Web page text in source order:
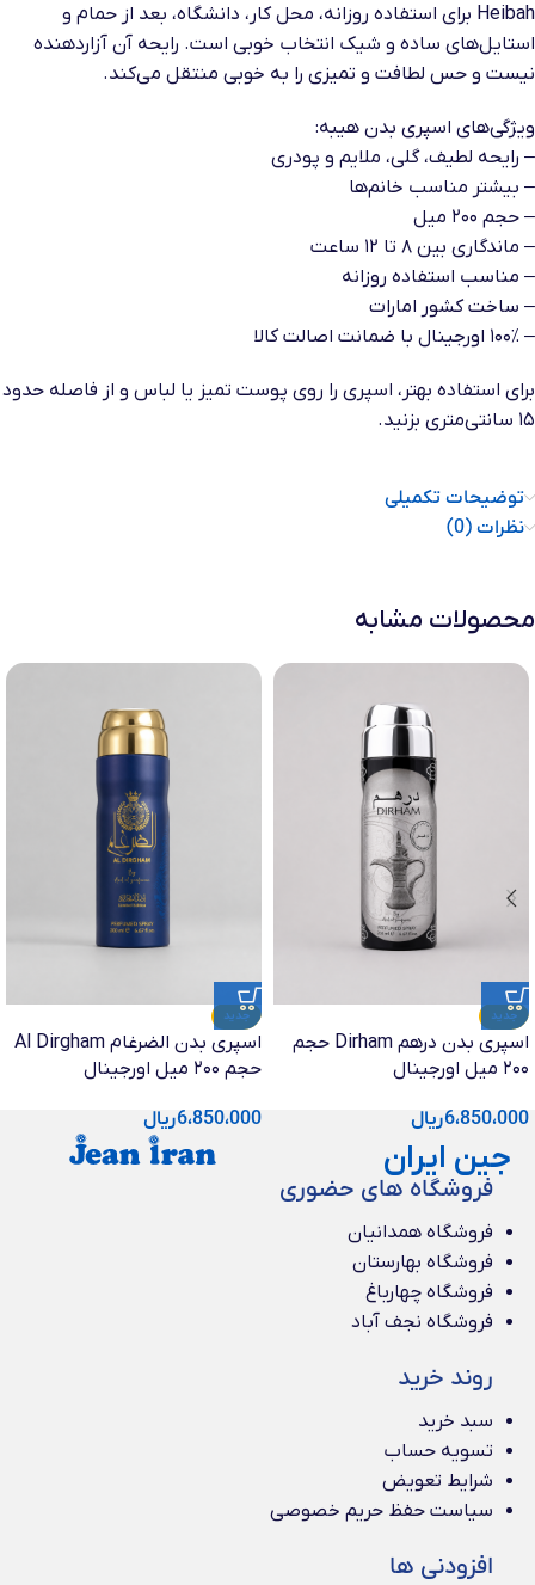
Heibah برای استفاده روزانه، محل کار، دانشگاه، بعد از حمام و
استایل‌های ساده و شیک انتخاب خوبی است. رایحه آن آزاردهنده
نیست و حس لطافت و تمیزی را به خوبی منتقل می‌کند.
ویژگی‌های اسپری بدن هیبه:
– رایحه لطیف، گلی، ملایم و پودری
– بیشتر مناسب خانم‌ها
– حجم ۲۰۰ میل
– ماندگاری بین ۸ تا ۱۲ ساعت
– مناسب استفاده روزانه
– ساخت کشور امارات
– ۱۰۰٪ اورجینال با ضمانت اصالت کالا
برای استفاده بهتر، اسپری را روی پوست تمیز یا لباس و از فاصله حدود
۱۵ سانتی‌متری بزنید.
توضیحات تکمیلی
نظرات (0)
محصولات مشابه
جدید
اسپری بدن درهم Dirham حجم
۲۰۰ میل اورجینال
6،850،000ریال
جدید
اسپری بدن الضرغام Al Dirgham
حجم ۲۰۰ میل اورجینال
6،850،000ریال
جین ایران
فروشگاه های حضوری
فروشگاه همدانیان
فروشگاه بهارستان
فروشگاه چهارباغ
فروشگاه نجف آباد
روند خرید
سبد خرید
تسویه حساب
شرایط تعویض
سیاست حفظ حریم خصوصی
افزودنی ها